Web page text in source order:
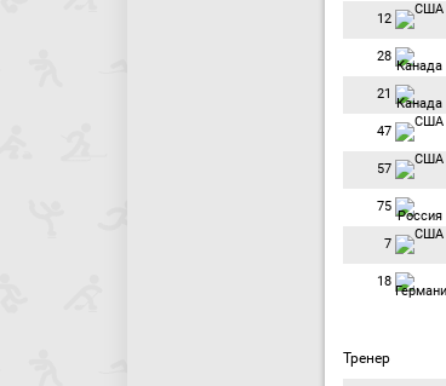
12
28
21
47
57
75
7
18
Тренер